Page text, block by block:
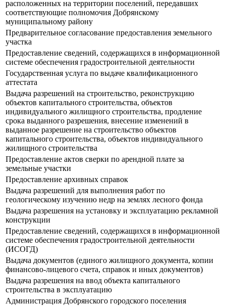
расположенных на территории поселений, передавших
соответствующие полномочия Добрянскому
муниципальному району
Предварительное согласование предоставления земельного
участка
Предоставление сведений, содержащихся в информационной
системе обеспечения градостроительной деятельности
Государственная услуга по выдаче квалификационного
аттестата
Выдача разрешений на строительство, реконструкцию
объектов капитального строительства, объектов
индивидуального жилищного строительства, продление
срока выданного разрешения, внесение изменений в
выданное разрешение на строительство объектов
капитального строительства, объектов индивидуального
жилищного строительства
Предоставление актов сверки по арендной плате за
земельные участки
Предоставление архивных справок
Выдача разрешений для выполнения работ по
геологическому изучению недр на землях лесного фонда
Выдача разрешения на установку и эксплуатацию рекламной
конструкции
Предоставление сведений, содержащихся в информационной
системе обеспечения градостроительной деятельности
(ИСОГД)
Выдача документов (единого жилищного документа, копии
финансово-лицевого счета, справок и иных документов)
Выдача разрешения на ввод объекта капитального
строительства в эксплуатацию
Администрация Добрянского городского поселения